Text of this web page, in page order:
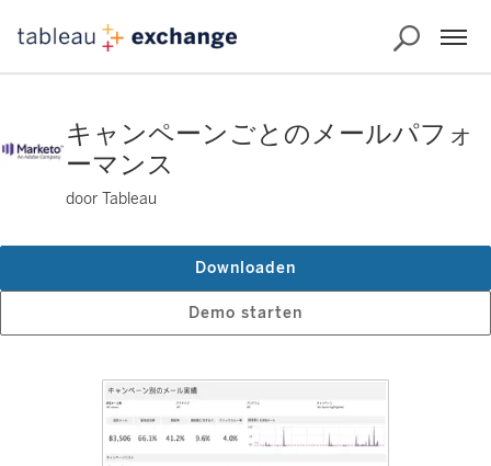
キャンペーンごとのメールパフォ
ーマンス
door Tableau
Demo starten
Downloaden